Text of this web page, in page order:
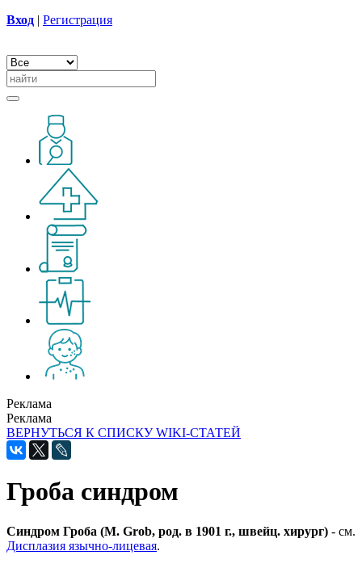
Вход | Регистрация
Реклама
Реклама
ВЕРНУТЬСЯ К СПИСКУ WIKI-СТАТЕЙ
Гроба синдром
Синдром Гроба (М. Grob, род. в 1901 г., швейц. хирург) - см.
Дисплазия язычно-лицевая.